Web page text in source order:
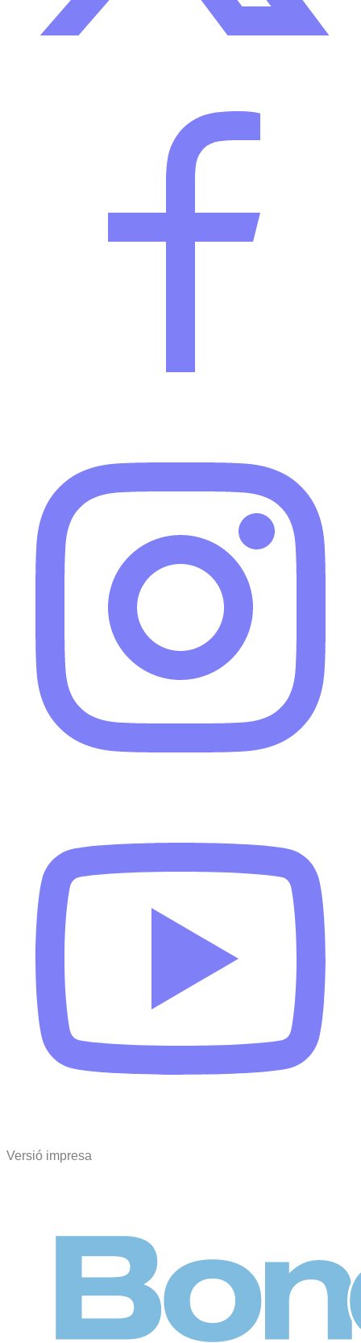
Versió impresa